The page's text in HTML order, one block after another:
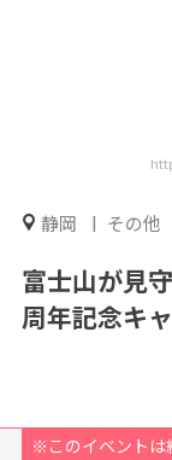
静岡 その他
富士山が見
周年記念キ
※このイベントは